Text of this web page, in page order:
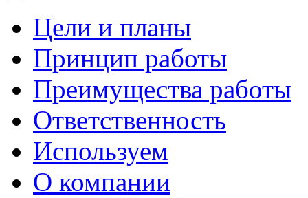
Цели и планы
Принцип работы
Преимущества работы
Ответственность
Используем
О компании